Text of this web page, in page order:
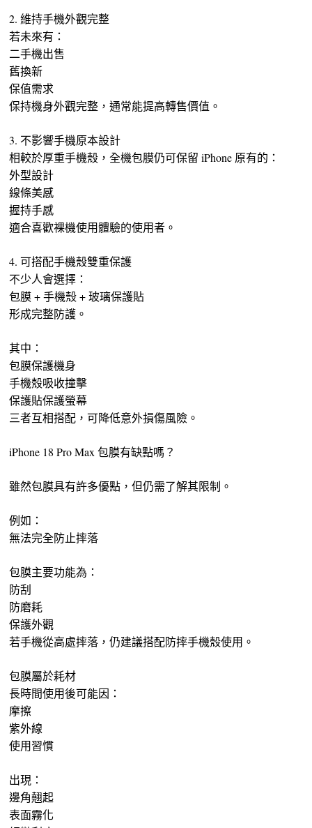
2. 維持手機外觀完整
若未來有：
二手機出售
舊換新
保值需求
保持機身外觀完整，通常能提高轉售價值。
3. 不影響手機原本設計
相較於厚重手機殼，全機包膜仍可保留 iPhone 原有的：
外型設計
線條美感
握持手感
適合喜歡裸機使用體驗的使用者。
4. 可搭配手機殼雙重保護
不少人會選擇：
包膜 + 手機殼 + 玻璃保護貼
形成完整防護。
其中：
包膜保護機身
手機殼吸收撞擊
保護貼保護螢幕
三者互相搭配，可降低意外損傷風險。
iPhone 18 Pro Max 包膜有缺點嗎？
雖然包膜具有許多優點，但仍需了解其限制。
例如：
無法完全防止摔落
包膜主要功能為：
防刮
防磨耗
保護外觀
若手機從高處摔落，仍建議搭配防摔手機殼使用。
包膜屬於耗材
長時間使用後可能因：
摩擦
紫外線
使用習慣
出現：
邊角翹起
表面霧化